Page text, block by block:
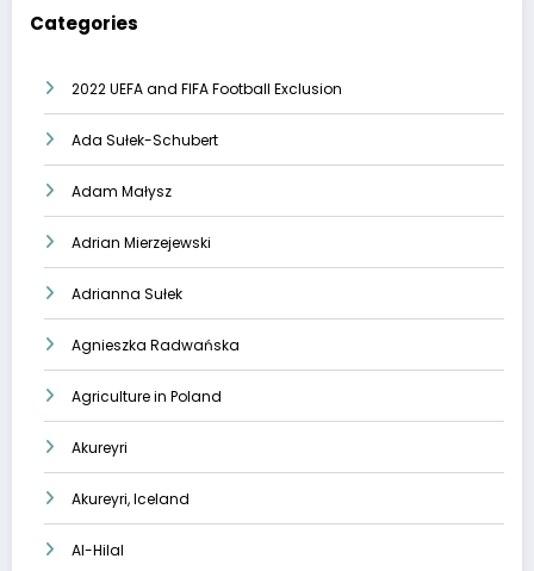
Categories
2022 UEFA and FIFA Football Exclusion
Ada Sułek-Schubert
Adam Małysz
Adrian Mierzejewski
Adrianna Sułek
Agnieszka Radwańska
Agriculture in Poland
Akureyri
Akureyri, Iceland
Al-Hilal